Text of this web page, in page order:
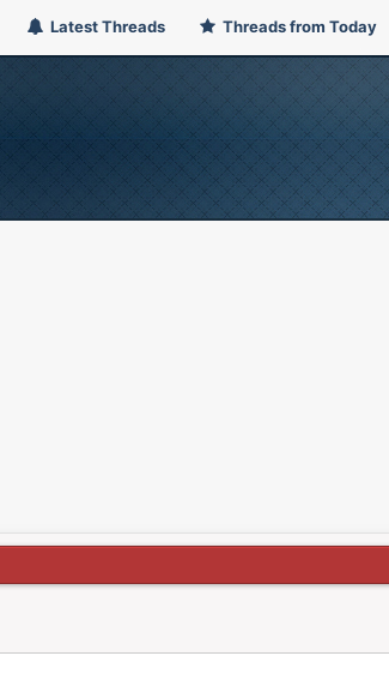
Latest Threads Threads from Today